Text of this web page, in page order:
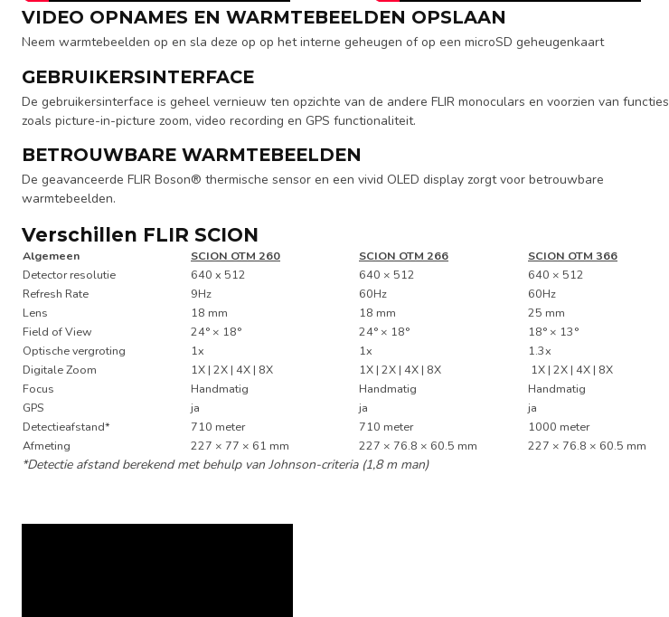
VIDEO OPNAMES EN WARMTEBEELDEN OPSLAAN
Neem warmtebeelden op en sla deze op op het interne geheugen of op een microSD geheugenkaart
GEBRUIKERSINTERFACE
De gebruikersinterface is geheel vernieuw ten opzichte van de andere FLIR monoculars en voorzien van functies
zoals picture-in-picture zoom, video recording en GPS functionaliteit.
BETROUWBARE WARMTEBEELDEN
De geavanceerde FLIR Boson® thermische sensor en een vivid OLED display zorgt voor betrouwbare
warmtebeelden.
Verschillen FLIR SCION
Algemeen SCION OTM 260 SCION OTM 266
SCION OTM 366
Detector resolutie
640 x 512 640 × 512
640 × 512
Refresh Rate
9Hz 60Hz
60Hz
Lens
18 mm 18 mm
25 mm
Field of View
24° × 18° 24° × 18°
18° × 13°
Optische vergroting
1x 1x
1.3x
Digitale Zoom
1X | 2X | 4X | 8X 1X | 2X | 4X | 8X
1X | 2X | 4X | 8X
Focus
Handmatig Handmatig
Handmatig
GPS
ja ja
ja
Detectieafstand*
710 meter 710 meter
1000 meter
Afmeting
227 × 77 × 61 mm 227 × 76.8 × 60.5 mm 227 × 76.8 × 60.5 mm
*Detectie afstand berekend met behulp van Johnson-criteria (1,8 m man)